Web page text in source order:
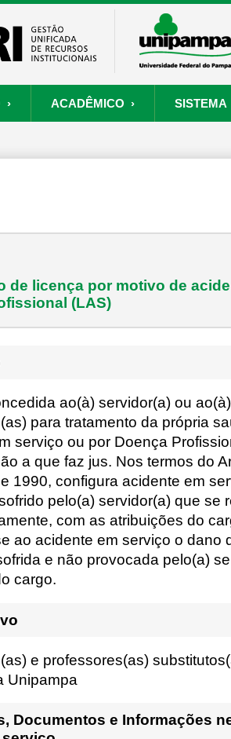
› ACADÊMICO › SISTEMA
de licença por motivo de
(LAS)
ao(à) servidor(a) ou
para tratamento da própria
serviço ou por Doença
a que faz jus. Nos termos do
1990, configura acidente em
pelo(a) servidor(a) que se
com as atribuições do
ao acidente em serviço o dano
e não provocada pelo(a)
cargo.
e professores(as)
Unipampa
Documentos e Informações